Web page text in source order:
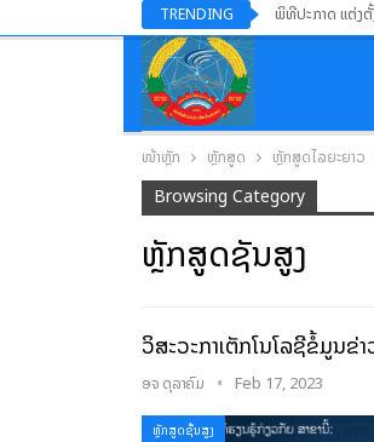
TRENDING ພິທີປະກາດ ແຕ່ງ
ໜ້າຫຼັກ ຫຼັກສູດ ຫຼັກສູດໄລຍະຍາວ
Browsing Category
ຫຼັກສູດຊັ້ນສູງ
ວິສະວະກຳເຕັກໂນໂລຊີຂໍ້ມູນຂ່
ອຈ ດຸລາຄົມ Feb 17, 2023
ຫຼັກສູດຊັ້ນສູງ